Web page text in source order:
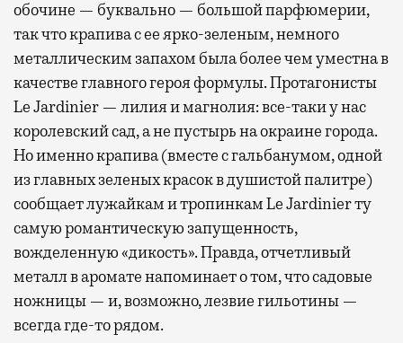
обочине — буквально — большой парфюмерии,
так что крапива с ее ярко-зеленым, немного
металлическим запахом была более чем уместна в
качестве главного героя формулы. Протагонисты
Le Jardinier — лилия и магнолия: все-таки у нас
королевский сад, а не пустырь на окраине города.
Но именно крапива (вместе с гальбанумом, одной
из главных зеленых красок в душистой палитре)
сообщает лужайкам и тропинкам Le Jardinier ту
самую романтическую запущенность,
вожделенную «дикость». Правда, отчетливый
металл в аромате напоминает о том, что садовые
ножницы — и, возможно, лезвие гильотины —
всегда где-то рядом.